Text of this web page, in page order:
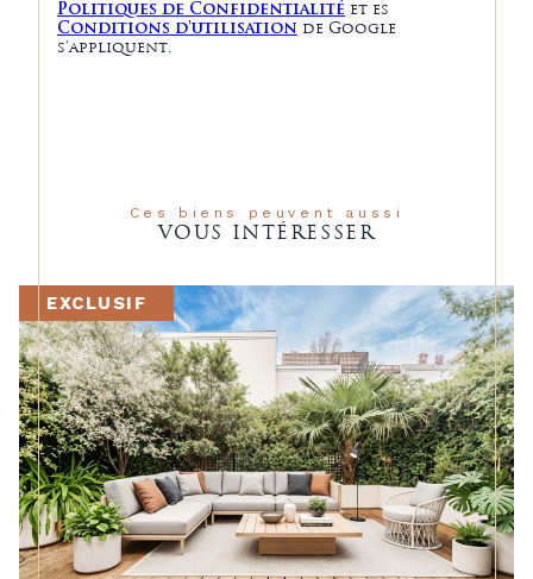
Politiques de Confidentialité et es
Conditions d'utilisation de Google
s'appliquent.
Ces biens peuvent aussi
VOUS INTÉRESSER
EXCLUSIF